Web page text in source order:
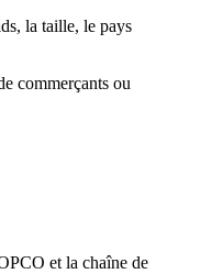
la taille, le pays
commerçants ou
et la chaîne de